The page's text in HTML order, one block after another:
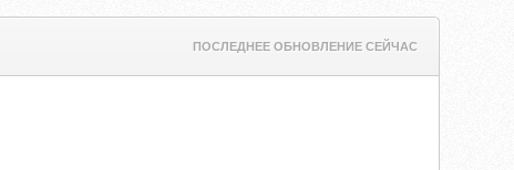
ПОСЛЕДНЕЕ ОБНОВЛЕНИЕ СЕЙЧАС